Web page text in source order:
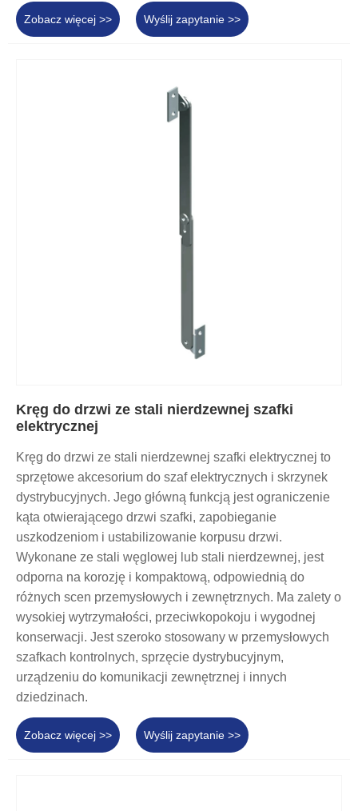
Zobacz więcej >> Wyślij zapytanie >>
Kręg do drzwi ze stali nierdzewnej szafki
elektrycznej
Kręg do drzwi ze stali nierdzewnej szafki elektrycznej to
sprzętowe akcesorium do szaf elektrycznych i skrzynek
dystrybucyjnych. Jego główną funkcją jest ograniczenie
kąta otwierającego drzwi szafki, zapobieganie
uszkodzeniom i ustabilizowanie korpusu drzwi.
Wykonane ze stali węglowej lub stali nierdzewnej, jest
odporna na korozję i kompaktową, odpowiednią do
różnych scen przemysłowych i zewnętrznych. Ma zalety o
wysokiej wytrzymałości, przeciwkopokoju i wygodnej
konserwacji. Jest szeroko stosowany w przemysłowych
szafkach kontrolnych, sprzęcie dystrybucyjnym,
urządzeniu do komunikacji zewnętrznej i innych
dziedzinach.
Zobacz więcej >> Wyślij zapytanie >>